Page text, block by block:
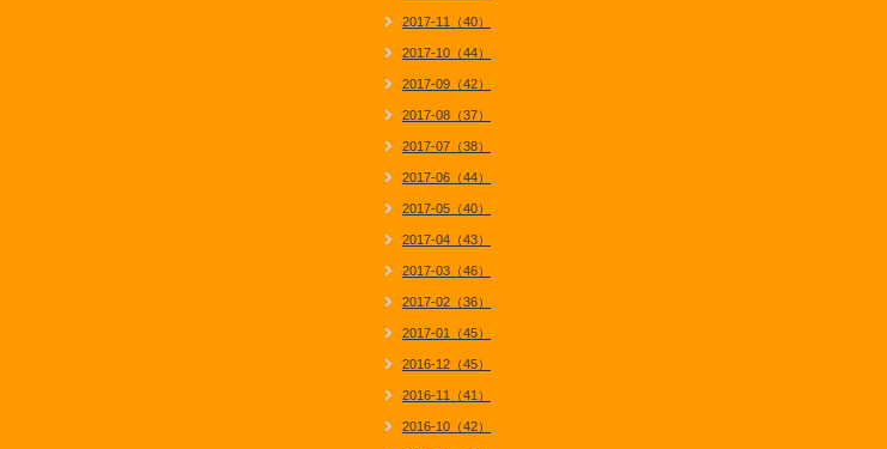
2017-11（40）
2017-10（44）
2017-09（42）
2017-08（37）
2017-07（38）
2017-06（44）
2017-05（40）
2017-04（43）
2017-03（46）
2017-02（36）
2017-01（45）
2016-12（45）
2016-11（41）
2016-10（42）